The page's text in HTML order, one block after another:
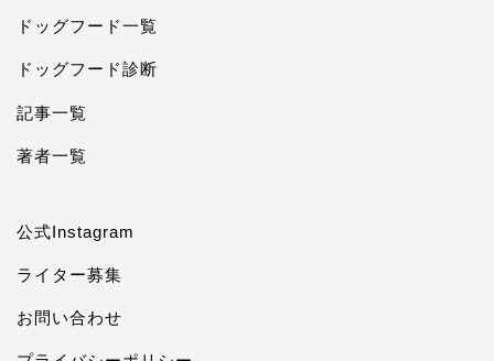
ドッグフード一覧
ドッグフード診断
記事一覧
著者一覧
公式Instagram
ライター募集
お問い合わせ